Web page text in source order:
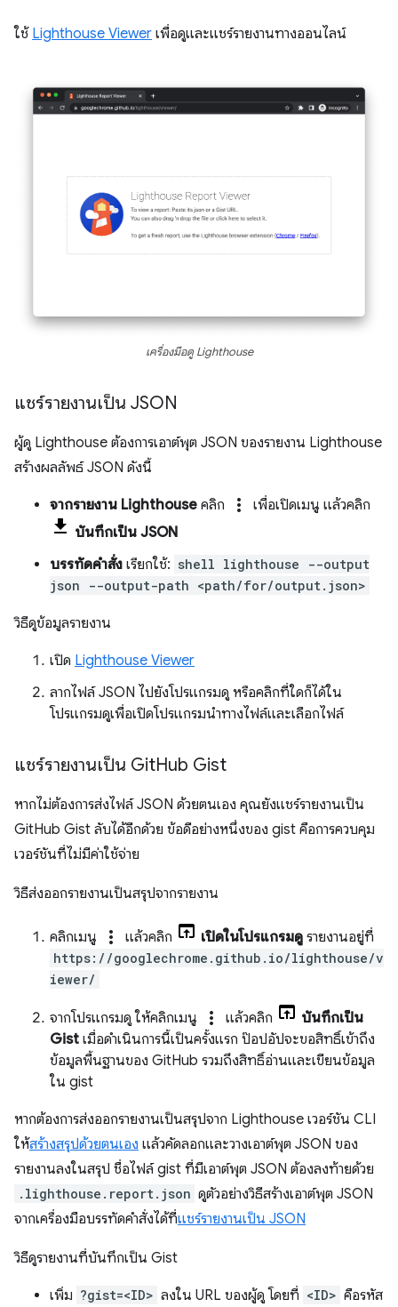
ใช้ Lighthouse Viewer เพื่อดูและแชร์รายงานทางออนไลน์
เครื่องมือดู Lighthouse
แชร์รายงานเป็น JSON
ผู้ดู Lighthouse ต้องการเอาต์พุต JSON ของรายงาน Lighthouse
สร้างผลลัพธ์ JSON ดังนี้
จากรายงาน Lighthouse คลิก more_vert
เพื่อเปิดเมนู แล้วคลิก
บันทึกเป็น JSON
บรรทัดคำสั่ง เรียกใช้: shell lighthouse --output
json --output-path <path/for/output.json>
วิธีดูข้อมูลรายงาน
เปิด Lighthouse Viewer
ลากไฟล์ JSON ไปยังโปรแกรมดู หรือคลิกที่ใดก็ได้ใน
โปรแกรมดูเพื่อเปิดโปรแกรมนำทางไฟล์และเลือกไฟล์
แชร์รายงานเป็น GitHub Gist
หากไม่ต้องการส่งไฟล์ JSON ด้วยตนเอง คุณยังแชร์รายงานเป็น
GitHub Gist ลับได้อีกด้วย ข้อดีอย่างหนึ่งของ gist คือการควบคุม
เวอร์ชันที่ไม่มีค่าใช้จ่าย
วิธีส่งออกรายงานเป็นสรุปจากรายงาน
คลิกเมนู more_vert แล้วคลิก เปิดในโปรแกรมดู รายงานอยู่ที่
https://googlechrome.github.io/lighthouse/v
iewer/
จากโปรแกรมดู ให้คลิกเมนู more_vert แล้วคลิก
บันทึกเป็น
Gist เมื่อดำเนินการนี้เป็นครั้งแรก ป๊อปอัปจะขอสิทธิ์เข้าถึง
ข้อมูลพื้นฐานของ GitHub รวมถึงสิทธิ์อ่านและเขียนข้อมูล
ใน gist
หากต้องการส่งออกรายงานเป็นสรุปจาก Lighthouse เวอร์ชัน CLI
ให้สร้างสรุปด้วยตนเอง แล้วคัดลอกและวางเอาต์พุต JSON ของ
รายงานลงในสรุป ชื่อไฟล์ gist ที่มีเอาต์พุต JSON ต้องลงท้ายด้วย
.lighthouse.report.json ดูตัวอย่างวิธีสร้างเอาต์พุต JSON
จากเครื่องมือบรรทัดคำสั่งได้ที่แชร์รายงานเป็น JSON
วิธีดูรายงานที่บันทึกเป็น Gist
เพิ่ม ?gist=<ID> ลงใน URL ของผู้ดู โดยที่ <ID> คือรหัส